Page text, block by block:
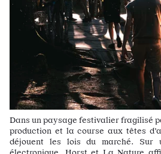
Dans un paysage festivalier fragilisé
production et la course aux têtes
déjouent les lois du marché. Sur